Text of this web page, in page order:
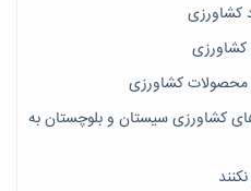
کشاورزی
از زمین های کشاورزی سیستان و بلوچستان به